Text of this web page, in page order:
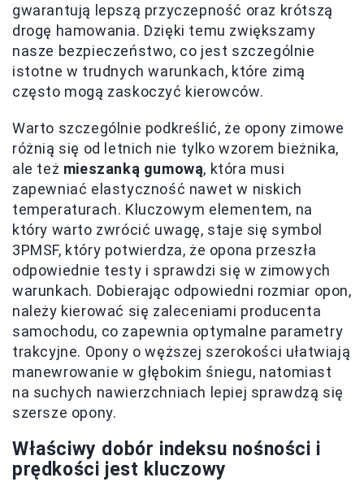
gwarantują lepszą przyczepność oraz krótszą
drogę hamowania. Dzięki temu zwiększamy
nasze bezpieczeństwo, co jest szczególnie
istotne w trudnych warunkach, które zimą
często mogą zaskoczyć kierowców.
Warto szczególnie podkreślić, że opony zimowe
różnią się od letnich nie tylko wzorem bieżnika,
ale też mieszanką gumową, która musi
zapewniać elastyczność nawet w niskich
temperaturach. Kluczowym elementem, na
który warto zwrócić uwagę, staje się symbol
3PMSF, który potwierdza, że opona przeszła
odpowiednie testy i sprawdzi się w zimowych
warunkach. Dobierając odpowiedni rozmiar opon,
należy kierować się zaleceniami producenta
samochodu, co zapewnia optymalne parametry
trakcyjne. Opony o węższej szerokości ułatwiają
manewrowanie w głębokim śniegu, natomiast
na suchych nawierzchniach lepiej sprawdzą się
szersze opony.
Właściwy dobór indeksu nośności i
prędkości jest kluczowy